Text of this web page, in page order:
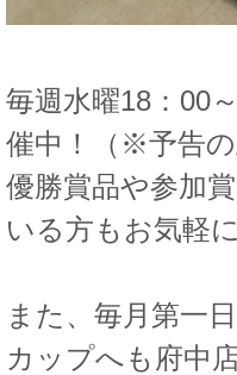
毎週水曜18：00
催中！（※予告
優勝賞品や参加
いる方もお気軽
また、毎月第一
カップへも府中